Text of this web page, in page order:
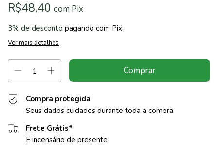
R$48,40 com Pix
3% de desconto pagando com Pix
Ver mais detalhes
Compra protegida
Seus dados cuidados durante toda a compra.
Frete Grátis*
E incensário de presente